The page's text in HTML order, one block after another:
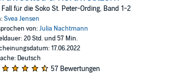
wurde nie gefunden. Im Fokus der Ermittlungen standen
Indizienprozess freigesprochen wurde.
abstreifen. Als der damalige Camp-Leiter nach
Soko schnell klar: Nur wenn sie den alten Fall lösen,
GmbH (P)2022 Verlagsgruppe HarperCollins Deutschland
Fall für die Soko St. Peter-Ording, Band 1-2
Svea Jensen
von:Julia Nachtmann
20 Std. und 57 Min.
17.06.2022
Deutsch
57 Bewertungen